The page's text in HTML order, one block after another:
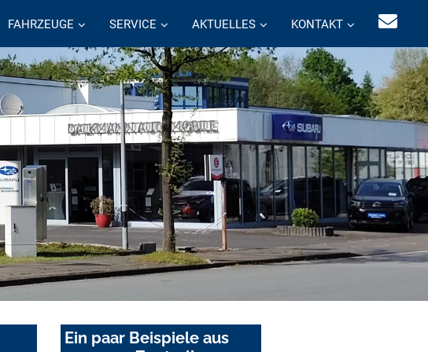
FAHRZEUGE SERVICE AKTUELLES KONTAKT
Ein paar Beispiele aus